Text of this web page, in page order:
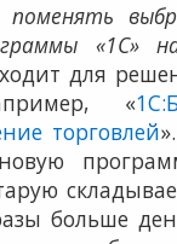
«1С»
для
«
торговлей
больше